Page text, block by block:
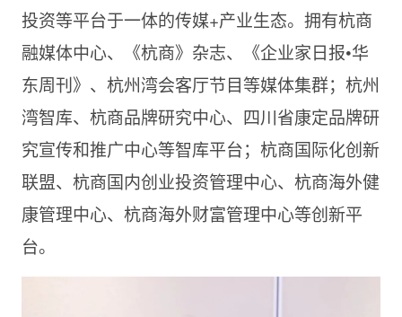
投资等平台于一体的传媒+产业生态。拥有杭商
融媒体中心、《杭商》杂志、《企业家日报•华
东周刊》、杭州湾会客厅节目等媒体集群；杭州
湾智库、杭商品牌研究中心、四川省康定品牌研
究宣传和推广中心等智库平台；杭商国际化创新
联盟、杭商国内创业投资管理中心、杭商海外健
康管理中心、杭商海外财富管理中心等创新平
台。